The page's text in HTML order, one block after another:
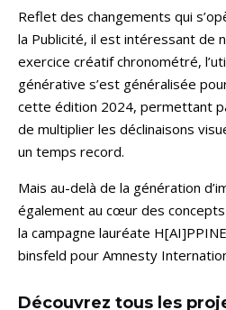
Reflet des changements qui
la Publicité, il est intéressant de
exercice créatif chronométré,
générative s’est généralisée
cette édition 2024, permettant
de multiplier les déclinaisons
un temps record.
Mais au-delà de la génération
également au cœur des concepts
la campagne lauréate
binsfeld pour Amnesty
Découvrez tous les